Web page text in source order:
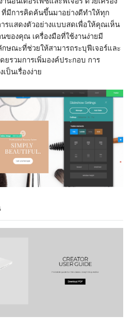
ที่มีการคิดค้นขึ้นมาอย่างดีทำให้ทุก
ารแสดงตัวอย่างแบบสดเพื่อให้คุณเห็น
ของคุณ เครื่องมือที่ใช้งานง่ายมี
กษณะที่ช่วยให้สามารถระบุฟีเจอร์และ
ยรวมการเพิ่มองค์ประกอบ การ
ป็นเรื่องง่าย